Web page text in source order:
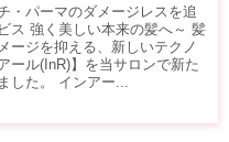
・パーマのダメージレスを追
ス 強く美しい本来の髪へ～ 髪
ージを抑える、新しいテクノ
ール(InR)】を当サロンで新た
した。 インアー...